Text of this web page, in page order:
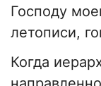
Господу
летописи,
​Когда